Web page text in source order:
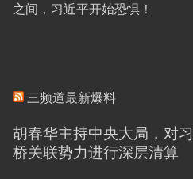
之间，习近平开始恐惧！
三频道最新爆料
胡春华主持中央大局，对
桥关联势力进行深层清算